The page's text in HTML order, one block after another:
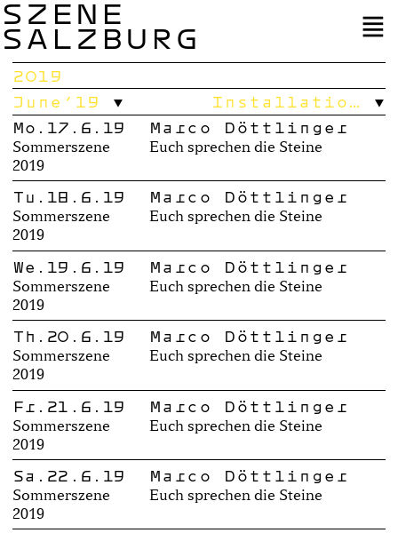
SZENE
SALZBURG
2019
June’19
Installatio…
Mo.17.6.19
Sommerszene
2019
Marco Döttlinger
Euch sprechen die Steine
Tu.18.6.19
Sommerszene
2019
Marco Döttlinger
Euch sprechen die Steine
We.19.6.19
Sommerszene
2019
Marco Döttlinger
Euch sprechen die Steine
Th.20.6.19
Sommerszene
2019
Marco Döttlinger
Euch sprechen die Steine
Fr.21.6.19
Sommerszene
2019
Marco Döttlinger
Euch sprechen die Steine
Sa.22.6.19
Sommerszene
2019
Marco Döttlinger
Euch sprechen die Steine